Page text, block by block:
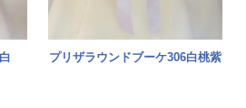
プリザラウンドブーケ306白桃紫